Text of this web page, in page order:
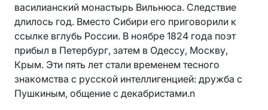
василианский монастырь Вильнюса. Следствие
длилось год. Вместо Сибири его приговорили к
ссылке вглубь России. В ноябре 1824 года поэт
прибыл в Петербург, затем в Одессу, Москву,
Крым. Эти пять лет стали временем тесного
знакомства с русской интеллигенцией: дружба с
Пушкиным, общение с декабристами.n